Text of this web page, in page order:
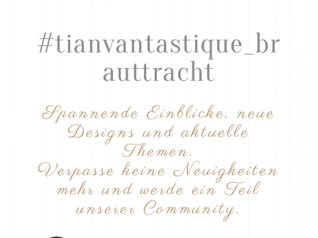
#tianvantastique_br
auttracht
Spannende Einblicke, neue
Designs und aktuelle
Themen.
Verpasse keine Neuigkeiten
mehr und werde ein Teil
unserer Community.